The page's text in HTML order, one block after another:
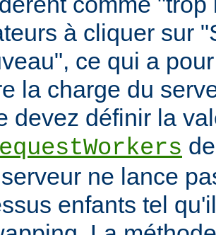
à cliquer sur
ce qui a
la charge du
devez définir la
ne lance
enfants tel